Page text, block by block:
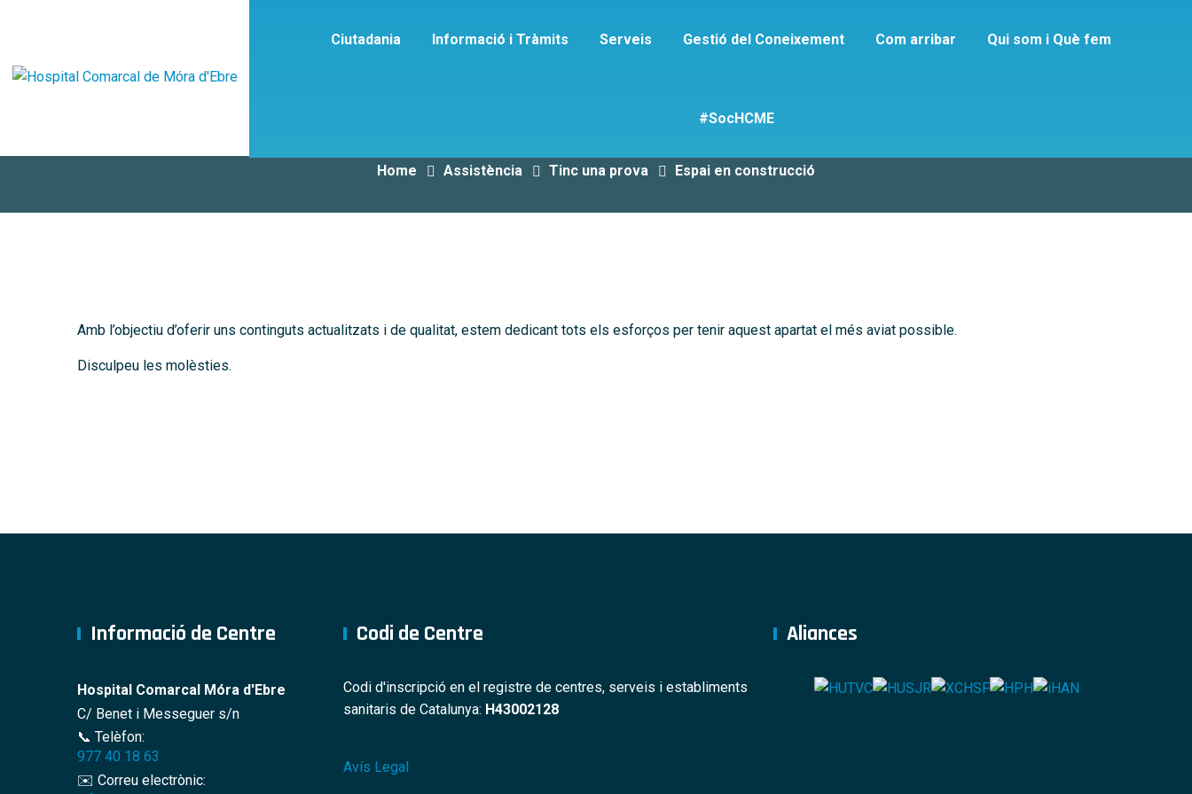
Ciutadania Informació i Tràmits Serveis Gestió del Coneixement Com arribar Qui som i Què fem
#SocHCME
Espai en construcció
Home Assistència Tinc una prova Espai en construcció
Amb l’objectiu d’oferir uns continguts actualitzats i de qualitat, estem dedicant tots els esforços per tenir aquest apartat el més aviat possible.
Disculpeu les molèsties.
Informació de Centre
Hospital Comarcal Móra d'Ebre
C/ Benet i Messeguer s/n
📞 Telèfon:
977 40 18 63
✉️ Correu electrònic:
Codi de Centre
Codi d'inscripció en el registre de centres, serveis i establiments
sanitaris de Catalunya: H43002128
Avís Legal
Aliances